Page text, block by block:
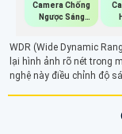
Camera Chống
Ngược Sáng
Hikvision
WDR (Wide Dynamic
lại hình ảnh rõ nét trong
nghệ này điều chỉnh độ
tránh hiện tượng nhòe